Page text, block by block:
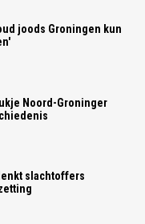
joods Groningen kun
Noord-Groninger
slachtoffers